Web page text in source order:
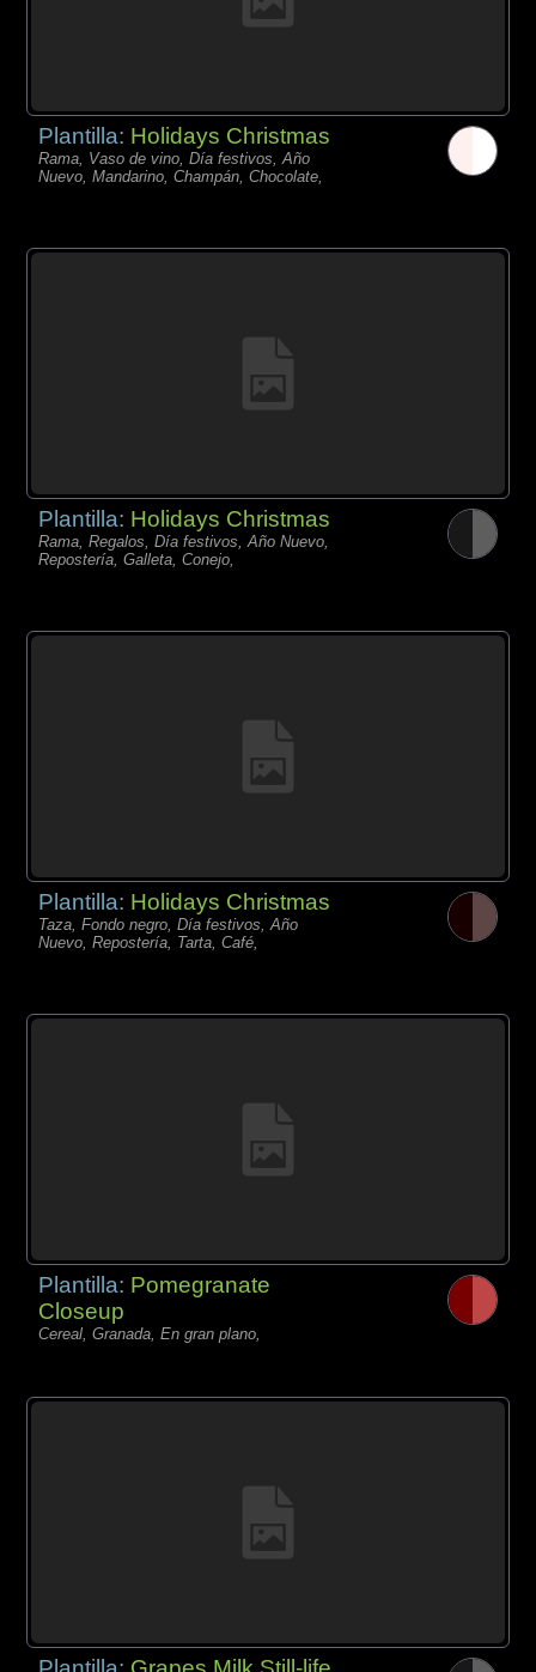
Plantilla: Holidays Christmas
Rama, Vaso de vino, Día festivos, Año
Nuevo, Mandarino, Champán, Chocolate,
Plantilla: Holidays Christmas
Rama, Regalos, Día festivos, Año Nuevo,
Repostería, Galleta, Conejo,
Plantilla: Holidays Christmas
Taza, Fondo negro, Día festivos, Año
Nuevo, Repostería, Tarta, Café,
Plantilla: Pomegranate
Closeup
Cereal, Granada, En gran plano,